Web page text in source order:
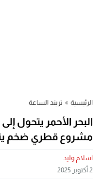
الرئيسية » تريند الساعة
البحر الأحمر يتحول
مشروع قطري ضخم
اسلام وليد
2 أكتوبر 2025